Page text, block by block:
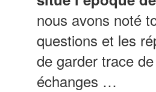
nous avons noté
questions et les
de garder trace
échanges …